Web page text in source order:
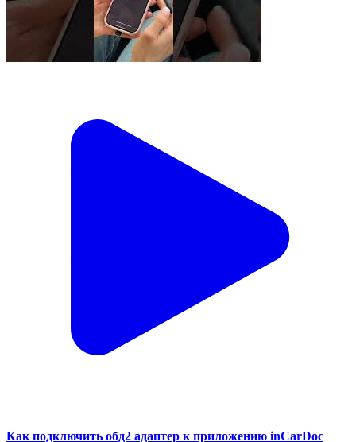
Как подключить обд2 адаптер к приложению inCarDoc